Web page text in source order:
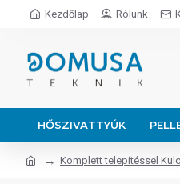
Kezdőlap Rólunk
HŐSZIVATTYÚK
Komplett telepítéssel